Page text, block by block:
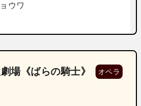
ウワ
場《ばらの騎士》 オペラ